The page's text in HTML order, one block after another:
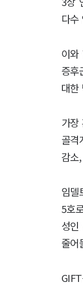
다수
이와
증후
대한
가장
골격
감소
임델
5호
성인
줄어